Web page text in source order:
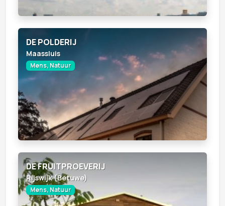
DE POLDERIJ
Maassluis
Mens, Natuur
DE FRUITPROEVERIJ
Rijswijk (Betuwe)
Mens, Natuur